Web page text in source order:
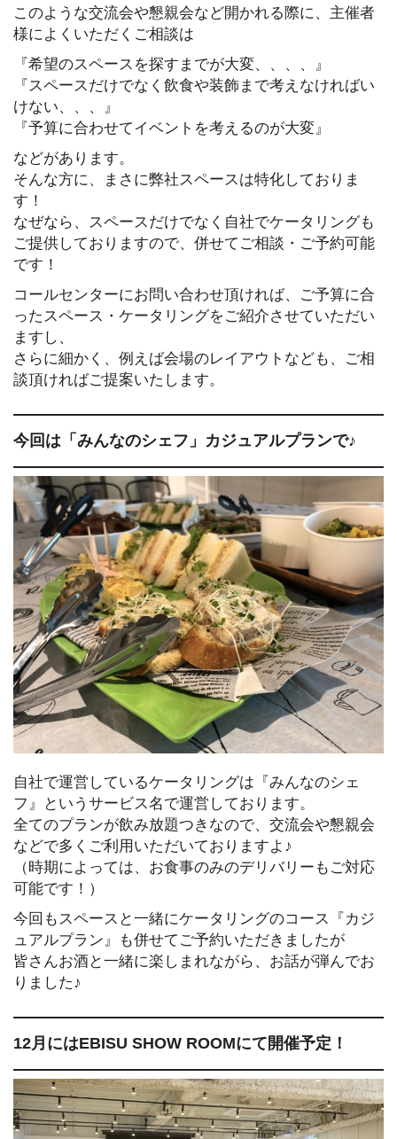
このような交流会や懇親会など開かれる際に、主催者
様によくいただくご相談は
『希望のスペースを探すまでが大変、、、、』
『スペースだけでなく飲食や装飾まで考えなければい
けない、、、』
『予算に合わせてイベントを考えるのが大変』
などがあります。
そんな方に、まさに弊社スペースは特化しておりま
す！
なぜなら、スペースだけでなく自社でケータリングも
ご提供しておりますので、併せてご相談・ご予約可能
です！
コールセンターにお問い合わせ頂ければ、ご予算に合
ったスペース・ケータリングをご紹介させていただい
ますし、
さらに細かく、例えば会場のレイアウトなども、ご相
談頂ければご提案いたします。
今回は「みんなのシェフ」カジュアルプランで♪
自社で運営しているケータリングは『みんなのシェ
フ』というサービス名で運営しております。
全てのプランが飲み放題つきなので、交流会や懇親会
などで多くご利用いただいておりますよ♪
（時期によっては、お食事のみのデリバリーもご対応
可能です！）
今回もスペースと一緒にケータリングのコース『カジ
ュアルプラン』も併せてご予約いただきましたが
皆さんお酒と一緒に楽しまれながら、お話が弾んでお
りました♪
12月にはEBISU SHOW ROOMにて開催予定！